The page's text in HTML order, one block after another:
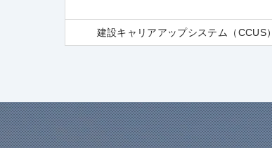
建設キャリアアップシステム（CCUS）